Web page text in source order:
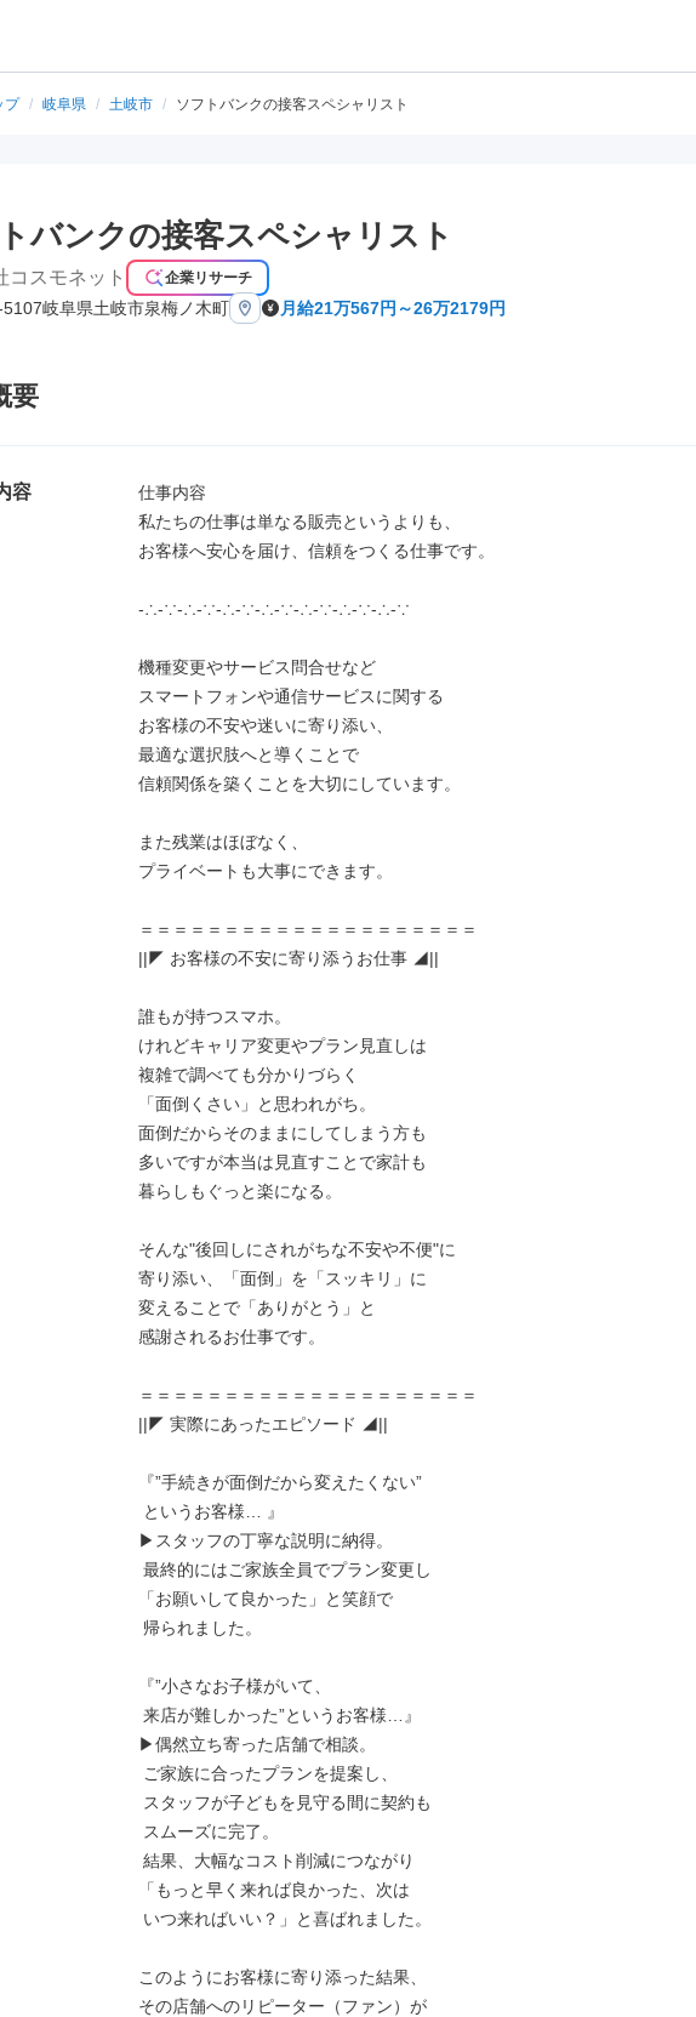
プ / 岐阜県 / 土岐市 / ソフトバンクの接客スペシャリスト
バンクの接客スペシャリスト
コスモネット 企業リサーチ
岐阜県土岐市泉梅ノ木町 月給21万567円～26万2179円
要
容
仕事内容
私たちの仕事は単なる販売というよりも、
お客様へ安心を届け、信頼をつくる仕事です。
-∴-∵-∴-∵-∴-∵-∴-∵-∴-∵-∴-∵-∴-∵
機種変更やサービス問合せなど
スマートフォンや通信サービスに関する
お客様の不安や迷いに寄り添い、
最適な選択肢へと導くことで
信頼関係を築くことを大切にしています。
また残業はほぼなく、
プライベートも大事にできます。
＝＝＝＝＝＝＝＝＝＝＝＝＝＝＝＝＝＝＝＝
||◤ お客様の不安に寄り添うお仕事 ◢||
誰もが持つスマホ。
けれどキャリア変更やプラン見直しは
複雑で調べても分かりづらく
「面倒くさい」と思われがち。
面倒だからそのままにしてしまう方も
多いですが本当は見直すことで家計も
暮らしもぐっと楽になる。
そんな"後回しにされがちな不安や不便"に
寄り添い、「面倒」を「スッキリ」に
変えることで「ありがとう」と
感謝されるお仕事です。
＝＝＝＝＝＝＝＝＝＝＝＝＝＝＝＝＝＝＝＝
||◤ 実際にあったエピソード ◢||
『”手続きが面倒だから変えたくない”
▶スタッフの丁寧な説明に納得。
「お願いして良かった」と笑顔で
『”小さなお子様がいて、
▶偶然立ち寄った店舗で相談。
「もっと早く来れば良かった、次は
このようにお客様に寄り添った結果、
その店舗へのリピーター（ファン）が